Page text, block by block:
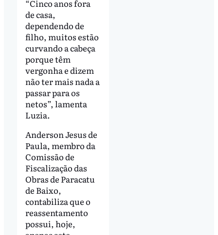
“Cinco anos fora
de casa,
dependendo de
filho, muitos estão
curvando a cabeça
porque têm
vergonha e dizem
não ter mais nada a
passar para os
netos”, lamenta
Luzia.
Anderson Jesus de
Paula, membro da
Comissão de
Fiscalização das
Obras de Paracatu
de Baixo,
contabiliza que o
reassentamento
possui, hoje,